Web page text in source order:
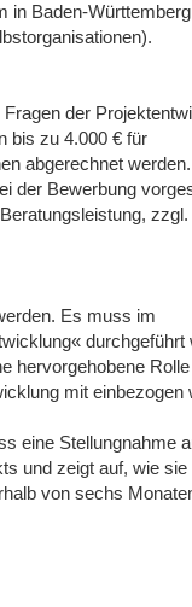
in Baden-
der
bis zu 4.000 € für
abgerechnet
der Bewerbung
zzgl.
Es muss im
durchgeführt
hervorgehobene
mit einbezogen
eine Stellungnahme
und zeigt auf, wie sie
von sechs